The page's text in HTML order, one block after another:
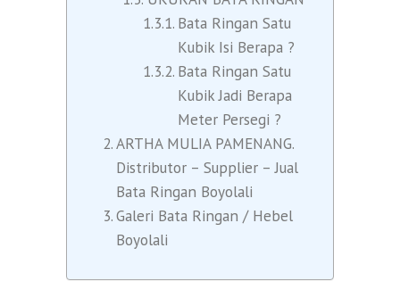
Bata Ringan Satu
Kubik Isi Berapa ?
Bata Ringan Satu
Kubik Jadi Berapa
Meter Persegi ?
ARTHA MULIA PAMENANG.
Distributor – Supplier – Jual
Bata Ringan Boyolali
Galeri Bata Ringan / Hebel
Boyolali